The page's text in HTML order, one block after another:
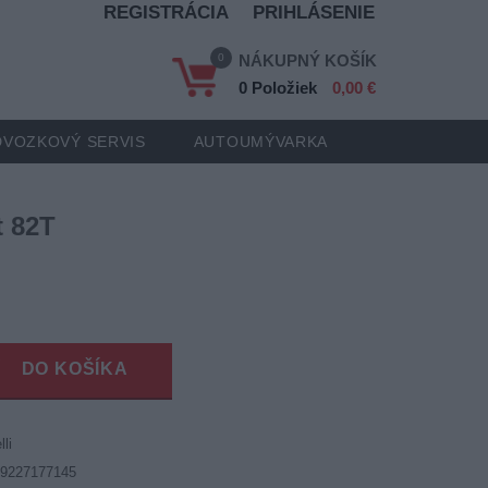
82T
DO KOŠÍKA
REGISTRÁCIA PRIHLÁSENIE
0
NÁKUPNÝ KOŠÍK
0 Položiek
0,00 €
SERVIS AUTOUMÝVARKA